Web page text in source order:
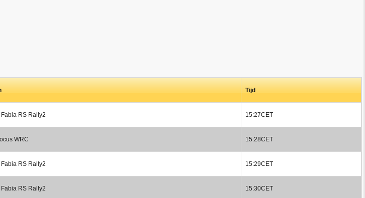
Tijd
RS Rally2 15:27CET
WRC 15:28CET
RS Rally2 15:29CET
RS Rally2 15:30CET